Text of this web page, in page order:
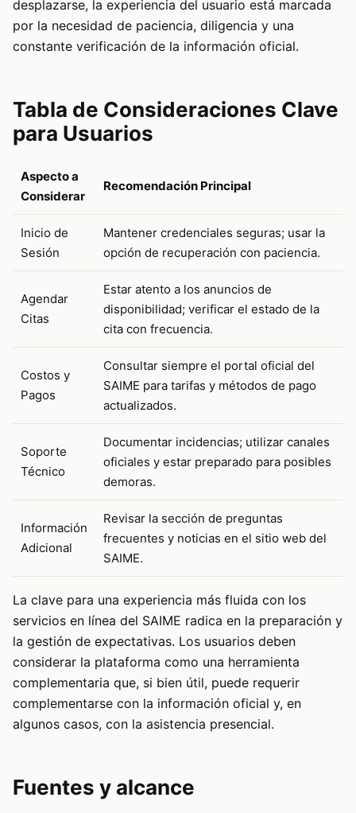
desplazarse, la experiencia del usuario está marcada
por la necesidad de paciencia, diligencia y una
constante verificación de la información oficial.
Tabla de Consideraciones Clave
para Usuarios
Aspecto a
Considerar
Recomendación Principal
Inicio de
Sesión
Mantener credenciales seguras; usar la
opción de recuperación con paciencia.
Agendar
Citas
Estar atento a los anuncios de
disponibilidad; verificar el estado de la
cita con frecuencia.
Costos y
Pagos
Consultar siempre el portal oficial del
SAIME para tarifas y métodos de pago
actualizados.
Soporte
Técnico
Documentar incidencias; utilizar canales
oficiales y estar preparado para posibles
demoras.
Información
Adicional
Revisar la sección de preguntas
frecuentes y noticias en el sitio web del
SAIME.
La clave para una experiencia más fluida con los
servicios en línea del SAIME radica en la preparación y
la gestión de expectativas. Los usuarios deben
considerar la plataforma como una herramienta
complementaria que, si bien útil, puede requerir
complementarse con la información oficial y, en
algunos casos, con la asistencia presencial.
Fuentes y alcance